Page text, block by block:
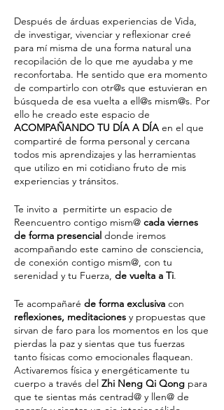
Después de árduas experiencias de Vida,
de investigar, vivenciar y reflexionar creé
para mí misma de una forma natural una
recopilación de lo que me ayudaba y me
reconfortaba. He sentido que era momento
de compartirlo con otr@s que estuvieran en
búsqueda de esa vuelta a ell@s mism@s. Por
ello he creado este espacio de
ACOMPAÑANDO TU DÍA A DÍA en el que
compartiré de forma personal y cercana
todos mis aprendizajes y las herramientas
que utilizo en mi cotidiano fruto de mis
experiencias y tránsitos.
Te invito a permitirte un espacio de
Reencuentro contigo mism@ cada viernes
de forma presencial donde iremos
acompañando este camino de consciencia,
de conexión contigo mism@, con tu
serenidad y tu Fuerza, de vuelta a Ti.
Te acompañaré de forma exclusiva con
reflexiones, meditaciones y propuestas que
sirvan de faro para los momentos en los que
pierdas la paz y sientas que tus fuerzas
tanto físicas como emocionales flaquean.
Activaremos física y energéticamente tu
cuerpo a través del Zhi Neng Qi Qong para
que te sientas más centrad@ y llen@ de